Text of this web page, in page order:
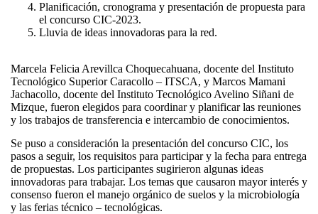
Planificación, cronograma y presentación de propuesta para
el concurso CIC-2023.
Lluvia de ideas innovadoras para la red.
Marcela Felicia Arevillca Choquecahuana, docente del Instituto
Tecnológico Superior Caracollo – ITSCA, y Marcos Mamani
Jachacollo, docente del Instituto Tecnológico Avelino Siñani de
Mizque, fueron elegidos para coordinar y planificar las reuniones
y los trabajos de transferencia e intercambio de conocimientos.
Se puso a consideración la presentación del concurso CIC, los
pasos a seguir, los requisitos para participar y la fecha para entrega
de propuestas. Los participantes sugirieron algunas ideas
innovadoras para trabajar. Los temas que causaron mayor interés y
consenso fueron el manejo orgánico de suelos y la microbiología
y las ferias técnico – tecnológicas.